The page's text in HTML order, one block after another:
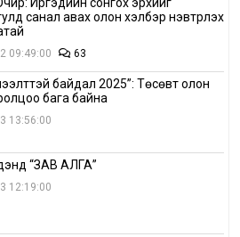
санал авах олон хэлбэр нэвтрүүлэх
09:49:00 63
байдал 2025”: Төсөвт олон
бага байна
13:56:00
“ЗАВ АЛГА”
12:19:00